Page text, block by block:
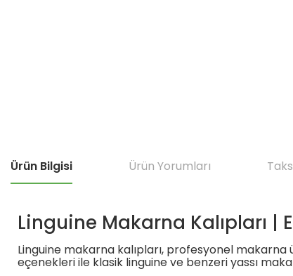
Ürün Bilgisi Ürün Yorumları
Linguine Makarna Kalıpları |
Linguine makarna kalıpları, profesyonel
eçenekleri ile klasik linguine ve benzeri yassı